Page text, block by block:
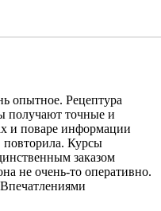
опытное. Рецептура
получают точные и
и поваре информации
повторила. Курсы
заказом
не очень-то оперативно.